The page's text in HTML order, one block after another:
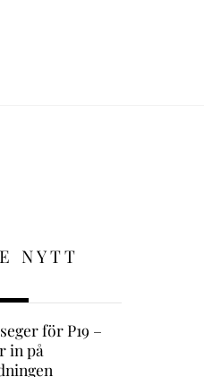
NYTT
för P19 –
in på